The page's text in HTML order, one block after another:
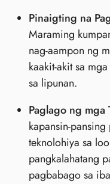
Pinaigting na
Maraming
nag-aampon ng
kaakit-akit sa
sa lipunan.
Paglago ng mga
kapansin-
teknolohiya sa
pangkalahatang
pagbabago sa